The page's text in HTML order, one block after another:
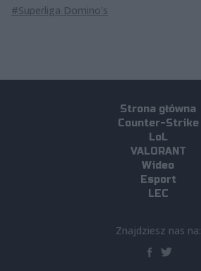
#Superliga Domino's
Strona główna
Counter-Strike
LoL
VALORANT
Wideo
Esport
LEC
Znajdziesz nas na: